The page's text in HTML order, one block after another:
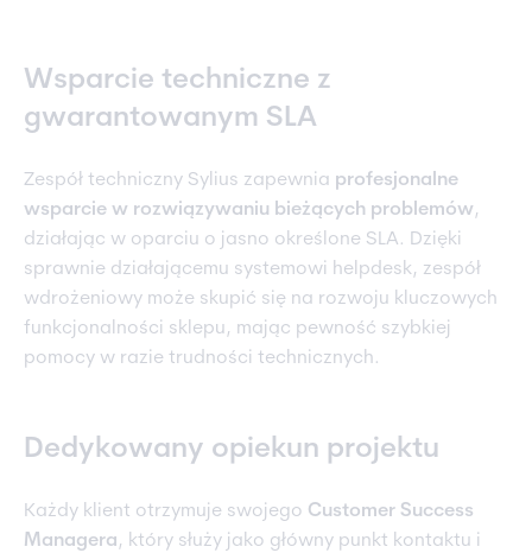
Wsparcie techniczne z
gwarantowanym SLA
Zespół techniczny Sylius zapewnia profesjonalne
wsparcie w rozwiązywaniu bieżących problemów,
działając w oparciu o jasno określone SLA. Dzięki
sprawnie działającemu systemowi helpdesk, zespół
wdrożeniowy może skupić się na rozwoju kluczowych
funkcjonalności sklepu, mając pewność szybkiej
pomocy w razie trudności technicznych.
Dedykowany opiekun projektu
Każdy klient otrzymuje swojego Customer Success
Managera, który służy jako główny punkt kontaktu i